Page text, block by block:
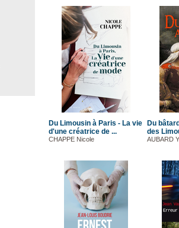
Du Limousin à Paris - La vie
d'une créatrice de ...
CHAPPE Nicole
Du
des
AUBARD